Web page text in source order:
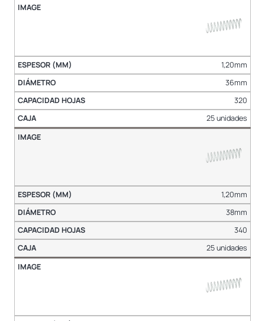
1,20mm
36mm
320
25 unidades
1,20mm
38mm
340
25 unidades